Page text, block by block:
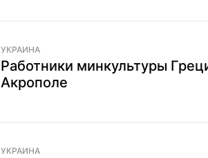
УКРАИНА
Работники минкультуры
Акрополе
УКРАИНА